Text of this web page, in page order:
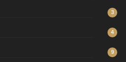
3
4
9